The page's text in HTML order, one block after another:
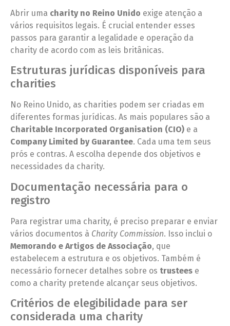
Abrir uma charity no Reino Unido exige atenção a
vários requisitos legais. É crucial entender esses
passos para garantir a legalidade e operação da
charity de acordo com as leis britânicas.
Estruturas jurídicas disponíveis para
charities
No Reino Unido, as charities podem ser criadas em
diferentes formas jurídicas. As mais populares são a
Charitable Incorporated Organisation (CIO) e a
Company Limited by Guarantee. Cada uma tem seus
prós e contras. A escolha depende dos objetivos e
necessidades da charity.
Documentação necessária para o
registro
Para registrar uma charity, é preciso preparar e enviar
vários documentos à Charity Commission. Isso inclui o
Memorando e Artigos de Associação, que
estabelecem a estrutura e os objetivos. Também é
necessário fornecer detalhes sobre os trustees e
como a charity pretende alcançar seus objetivos.
Critérios de elegibilidade para ser
considerada uma charity